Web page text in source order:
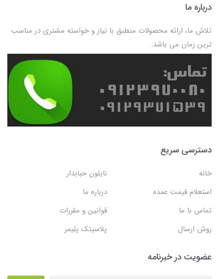
درباره ما
تلاش ما، ارائه محصولات منطبق با نیاز و خواسته مشتری در مناسب
ترین زمان می باشد.
دسترسی سریع
خانه
نایلون حبابدار
استعلام قیمت عمده
درباره ما
تماس با ما
قوانین و مقررات
روش ارسال
پلاسیتک پلیمر
عضویت در خبرنامه